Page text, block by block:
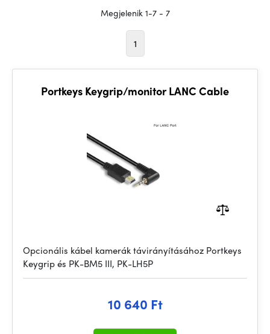
Megjelenik 1-7 - 7
1
Portkeys Keygrip/monitor LANC Cable
Opcionális kábel kamerák távirányításához Portkeys
Keygrip és PK-BM5 III, PK-LH5P
10 640 Ft